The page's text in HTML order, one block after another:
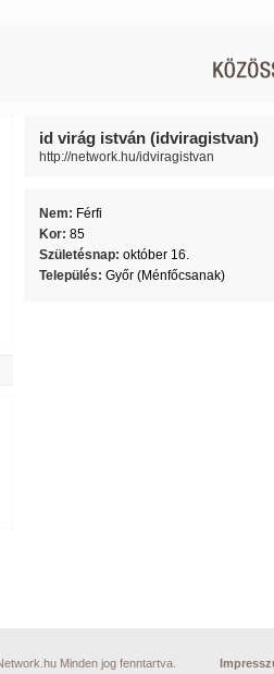
id virág istván (idviragistvan)
http://network.hu/idviragistvan
Nem: Férfi
Kor: 85
Születésnap: október 16.
Település: Győr (Ménfőcsanak)
Minden jog fenntartva.